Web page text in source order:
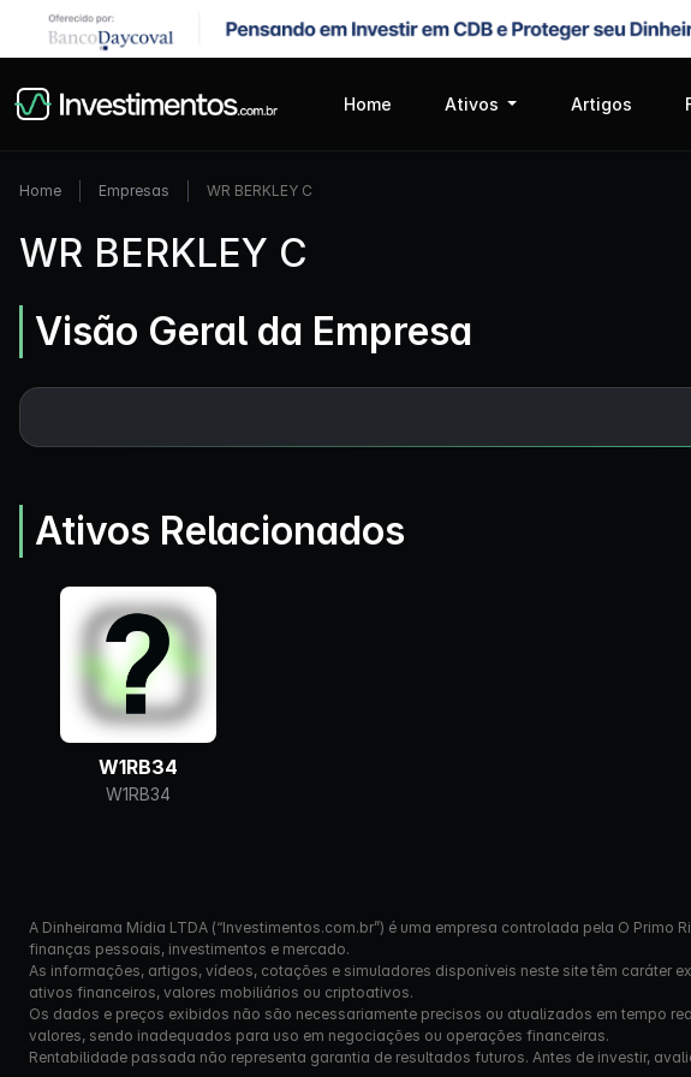
Home Ativos Artigos
Home Empresas WR BERKLEY C
WR BERKLEY C
Visão Geral da Empresa
Ativos Relacionados
W1RB34
W1RB34
A Dinheirama Mídia LTDA (“Investimentos.com.br”) é uma empresa controlada pela O
finanças pessoais, investimentos e mercado.
As informações, artigos, vídeos, cotações e simuladores disponíveis neste site têm
ativos financeiros, valores mobiliários ou criptoativos.
Os dados e preços exibidos não são necessariamente precisos ou atualizados em tempo
valores, sendo inadequados para uso em negociações ou operações financeiras.
Rentabilidade passada não representa garantia de resultados futuros. Antes de investir,